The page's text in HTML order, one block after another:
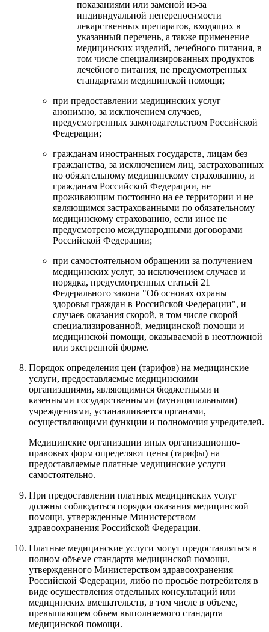
показаниями или заменой из-за
индивидуальной непереносимости
лекарственных препаратов, входящих в
указанный перечень, а также применение
медицинских изделий, лечебного питания, в
том числе специализированных продуктов
лечебного питания, не предусмотренных
стандартами медицинской помощи;
при предоставлении медицинских услуг
анонимно, за исключением случаев,
предусмотренных законодательством Российской
Федерации;
гражданам иностранных государств, лицам без
гражданства, за исключением лиц, застрахованных
по обязательному медицинскому страхованию, и
гражданам Российской Федерации, не
проживающим постоянно на ее территории и не
являющимся застрахованными по обязательному
медицинскому страхованию, если иное не
предусмотрено международными договорами
Российской Федерации;
при самостоятельном обращении за получением
медицинских услуг, за исключением случаев и
порядка, предусмотренных статьей 21
Федерального закона "Об основах охраны
здоровья граждан в Российской Федерации", и
случаев оказания скорой, в том числе скорой
специализированной, медицинской помощи и
медицинской помощи, оказываемой в неотложной
или экстренной форме.
Порядок определения цен (тарифов) на медицинские
услуги, предоставляемые медицинскими
организациями, являющимися бюджетными и
казенными государственными (муниципальными)
учреждениями, устанавливается органами,
осуществляющими функции и полномочия учредителей.
Медицинские организации иных организационно-
правовых форм определяют цены (тарифы) на
предоставляемые платные медицинские услуги
самостоятельно.
При предоставлении платных медицинских услуг
должны соблюдаться порядки оказания медицинской
помощи, утвержденные Министерством
здравоохранения Российской Федерации.
Платные медицинские услуги могут предоставляться в
полном объеме стандарта медицинской помощи,
утвержденного Министерством здравоохранения
Российской Федерации, либо по просьбе потребителя в
виде осуществления отдельных консультаций или
медицинских вмешательств, в том числе в объеме,
превышающем объем выполняемого стандарта
медицинской помощи.